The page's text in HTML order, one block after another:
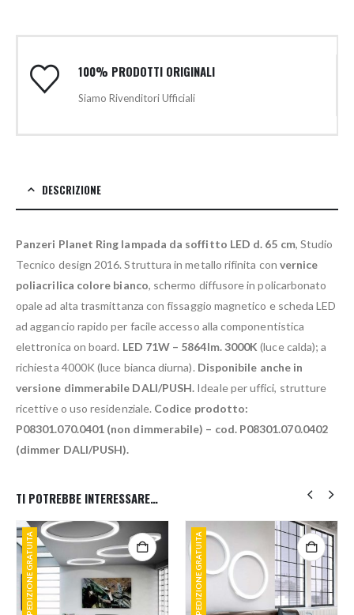
100% PRODOTTI ORIGINALI
Siamo Rivenditori Ufficiali
DESCRIZIONE
Panzeri Planet Ring lampada da soffitto LED d. 65 cm, Studio
Tecnico design 2016. Struttura in metallo rifinita con vernice
poliacrilica colore bianco, schermo diffusore in policarbonato
opale ad alta trasmittanza con fissaggio magnetico e scheda LED
ad aggancio rapido per facile accesso alla componentistica
elettronica on board. LED 71W – 5864lm. 3000K(luce calda); a
richiesta 4000K (luce bianca diurna). Disponibile anche in
versione dimmerabile DALI/PUSH. Ideale per uffici, strutture
ricettive o uso residenziale. Codice prodotto:
P08301.070.0401 (non dimmerabile) – cod. P08301.070.0402
(dimmer DALI/PUSH).
TI POTREBBE INTERESSARE…
SPEDIZIONE GRATUITA SPEDIZIONE GRATUITA